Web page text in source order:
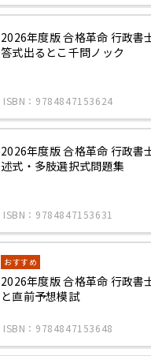
2026年度版 合格革命 行政書
答式出るとこ千問ノック
ISBN：9784847153624
2026年度版 合格革命 行政書
述式・多肢選択式問題集
ISBN：9784847153631
おすすめ
2026年度版 合格革命 行政書
と直前予想模試
ISBN：9784847153648